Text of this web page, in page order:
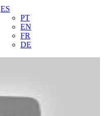
ES
PT
EN
FR
DE